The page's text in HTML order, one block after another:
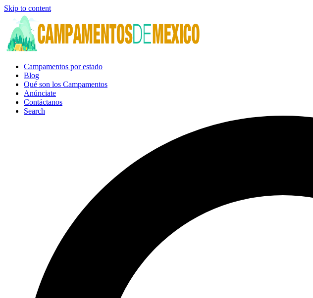
Skip to content
Campamentos por estado
Blog
Qué son los Campamentos
Anúnciate
Contáctanos
Search